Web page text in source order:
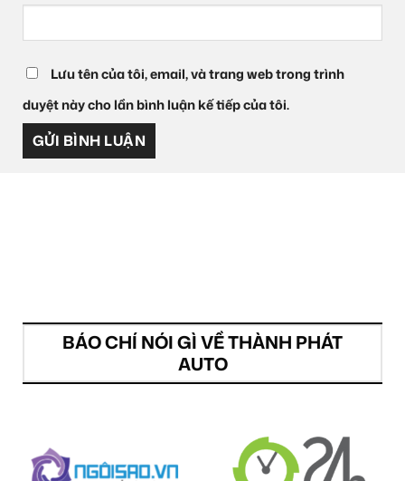
Lưu tên của tôi, email, và trang web trong trình
duyệt này cho lần bình luận kế tiếp của tôi.
BÁO CHÍ NÓI GÌ VỀ THÀNH PHÁT
AUTO